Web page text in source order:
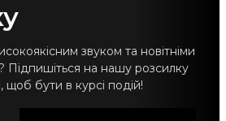
звуком та новітніми
Підпишіться на нашу розсилку
щоб бути в курсі подій!